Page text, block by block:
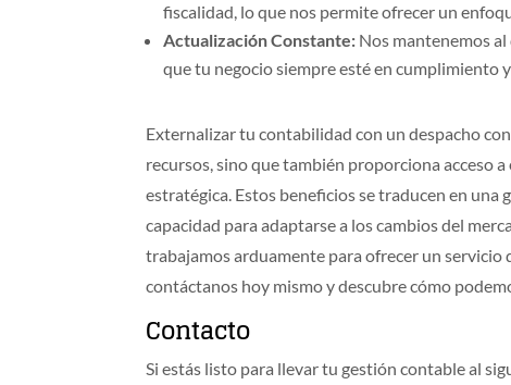
fiscalidad, lo que nos permite ofrecer un
Actualización Constante: Nos mantenemos
que tu negocio siempre esté en cumplimiento
Externalizar tu contabilidad con un despacho
recursos, sino que también proporciona acceso
estratégica. Estos beneficios se traducen en
capacidad para adaptarse a los cambios del
trabajamos arduamente para ofrecer un servicio
contáctanos hoy mismo y descubre cómo
Contacto
Si estás listo para llevar tu gestión contable al